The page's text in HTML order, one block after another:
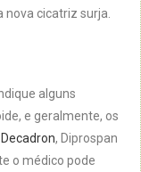
nova cicatriz surja.
alguns
e geralmente, os
Decadron, Diprospan
o médico pode